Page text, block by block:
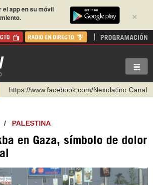
×
el app en su móvil
RADIO EN DIRECTO PROGRAMACIÓN
https://www.facebook.com/Nexolatino.Canal
http://twitter.com/nexo_latino
https://t.me/hispantvcanal
Instagram como: hispan_tv
/ PALESTINA
en Gaza, símbolo de dolor